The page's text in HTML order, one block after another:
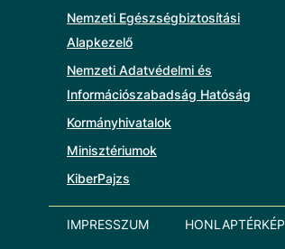
Nemzeti Egészségbiztosítási
Alapkezelő
Nemzeti Adatvédelmi és
Információszabadság Hatóság
Kormányhivatalok
Minisztériumok
KiberPajzs
IMPRESSZUM HONLAPTÉRKÉP